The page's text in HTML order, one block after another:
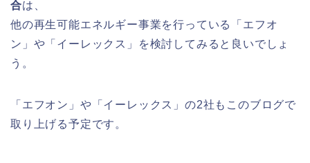
合は、
他の再生可能エネルギー事業を行っている「エフオ
ン」や「イーレックス」を検討してみると良いでしょ
う。
「エフオン」や「イーレックス」の2社もこのブログで
取り上げる予定です。